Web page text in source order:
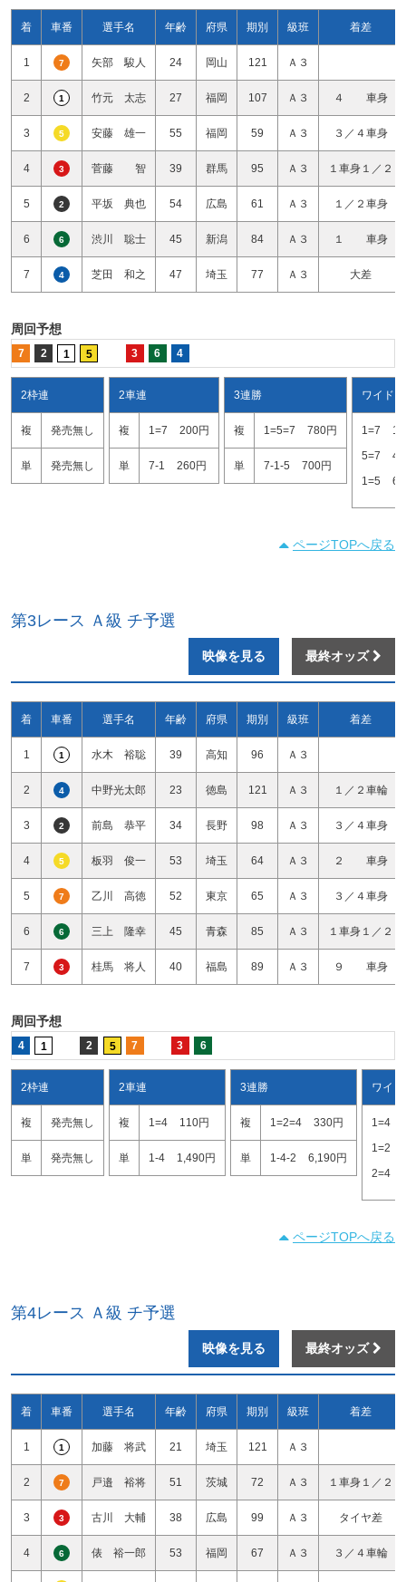
着 車番 選手名 年齢 府県 期別 級班 着差
1 7 矢部 駿人 24 岡山 121 Ａ３
2 1 竹元 太志 27 福岡 107 Ａ３ ４ 車身
3 5 安藤 雄一 55 福岡 59 Ａ３ ３／４車身
4 3 菅藤 智 39 群馬 95 Ａ３ １車身１／２
5 2 平坂 典也 54 広島 61 Ａ３ １／２車身
6 6 渋川 聡士 45 新潟 84 Ａ３ １ 車身
7 4 芝田 和之 47 埼玉 77 Ａ３ 大差
周回予想
7 2 1 5 3 6 4
2枠連
複 発売無し
単 発売無し
2車連
複 1=7 200円
単 7-1 260円
3連勝
複 1=5=7 780円
単 7-1-5 700円
ワイド
1=7
5=7
1=5
ページTOPへ戻る
第3レース Ａ級 チ予選
映像を見る 最終オッズ
着 車番 選手名 年齢 府県 期別 級班 着差
1 1 水木 裕聡 39 高知 96 Ａ３
2 4 中野光太郎 23 徳島 121 Ａ３ １／２車輪
3 2 前島 恭平 34 長野 98 Ａ３ ３／４車身
4 5 板羽 俊一 53 埼玉 64 Ａ３ ２ 車身
5 7 乙川 高徳 52 東京 65 Ａ３ ３／４車身
6 6 三上 隆幸 45 青森 85 Ａ３ １車身１／２
7 3 桂馬 将人 40 福島 89 Ａ３ ９ 車身
周回予想
4 1 2 5 7 3 6
2枠連
複 発売無し
単 発売無し
2車連
複 1=4 110円
単 1-4 1,490円
3連勝
複 1=2=4 330円
単 1-4-2 6,190円
ワイド
1=4
1=2
2=4
ページTOPへ戻る
第4レース Ａ級 チ予選
映像を見る 最終オッズ
着 車番 選手名 年齢 府県 期別 級班 着差
1 1 加藤 将武 21 埼玉 121 Ａ３
2 7 戸邉 裕将 51 茨城 72 Ａ３ １車身１／２
3 3 古川 大輔 38 広島 99 Ａ３ タイヤ差
4 6 俵 裕一郎 53 福岡 67 Ａ３ ３／４車輪